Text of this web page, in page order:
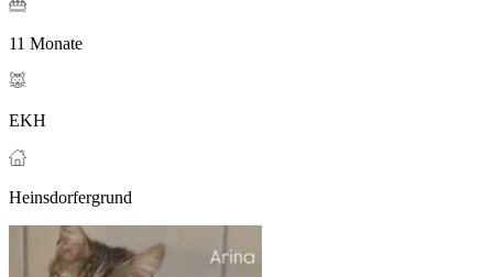
11 Monate
EKH
Heinsdorfergrund